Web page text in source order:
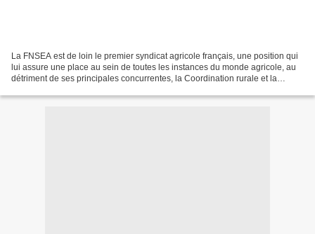
La FNSEA est de loin le premier syndicat agricole français, une position qui
lui assure une place au sein de toutes les instances du monde agricole, au
détriment de ses principales concurrentes, la Coordination rurale et la